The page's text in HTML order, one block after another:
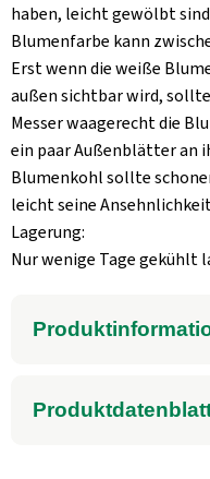
haben, leicht gewölbt
Blumenfarbe kann
Erst wenn die weiße
außen sichtbar wird,
Messer waagerecht die
ein paar Außenblätter an
Blumenkohl sollte
leicht seine
Lagerung:
Nur wenige Tage gekühlt